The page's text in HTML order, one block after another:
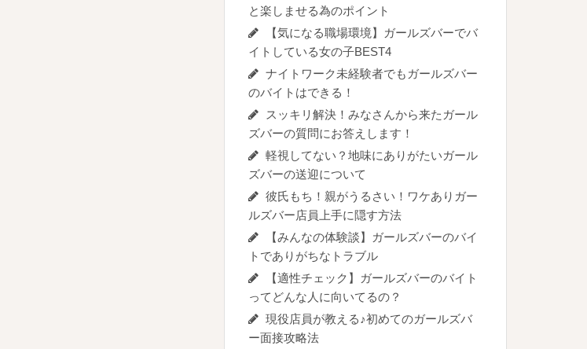
と楽しませる為のポイント
【気になる職場環境】ガールズバーでバ
イトしている女の子BEST4
ナイトワーク未経験者でもガールズバー
のバイトはできる！
スッキリ解決！みなさんから来たガール
ズバーの質問にお答えします！
軽視してない？地味にありがたいガール
ズバーの送迎について
彼氏もち！親がうるさい！ワケありガー
ルズバー店員上手に隠す方法
【みんなの体験談】ガールズバーのバイ
トでありがちなトラブル
【適性チェック】ガールズバーのバイト
ってどんな人に向いてるの？
現役店員が教える♪初めてのガールズバ
ー面接攻略法